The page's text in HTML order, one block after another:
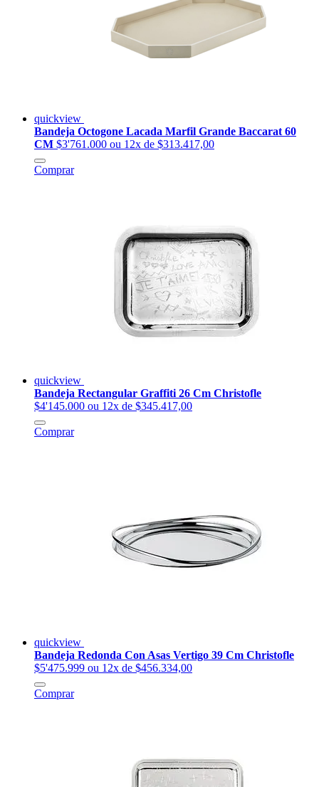
quickview
Bandeja Octogone Lacada Marfil Grande Baccarat 60
CM $3'761.000 ou 12x de $313.417,00
Comprar
quickview
Bandeja Rectangular Graffiti 26 Cm Christofle
$4'145.000 ou 12x de $345.417,00
Comprar
quickview
Bandeja Redonda Con Asas Vertigo 39 Cm Christofle
$5'475.999 ou 12x de $456.334,00
Comprar